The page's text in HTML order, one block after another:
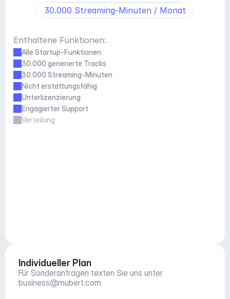
30.000 Streaming-Minuten / Monat
Enthaltene Funktionen:
Alle Startup-Funktionen
30.000 generierte Tracks
30.000 Streaming-Minuten
Nicht erstattungsfähig
Unterlizenzierung
Engagierter Support
Verteilung
Individueller Plan
business@mubert.com